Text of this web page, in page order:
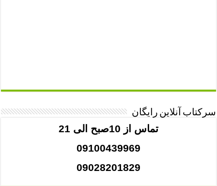
سرکتاب آنلاین رایگان
تماس از 10صبح الی 21
09100439969
09028201829